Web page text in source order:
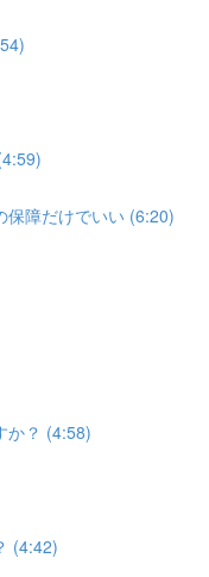
保障だけでいい (6:20)
か？ (4:58)
(4:42)